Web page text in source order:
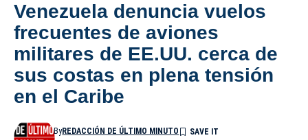
Venezuela denuncia vuelos
frecuentes de aviones
militares de EE.UU. cerca de
sus costas en plena tensión
en el Caribe
ByREDACCIÓN DE ÚLTIMO MINUTO